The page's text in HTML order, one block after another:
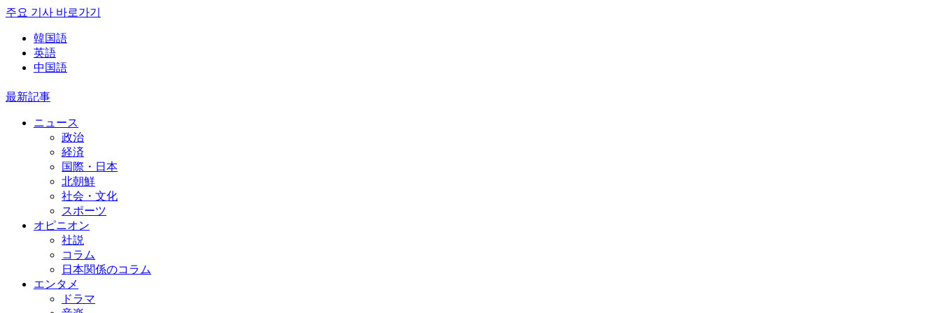
주요 기사 바로가기
韓国語
英語
中国語
最新記事
ニュース
政治
経済
国際・日本
北朝鮮
社会・文化
スポーツ
オピニオン
社説
コラム
日本関係のコラム
エンタメ
ドラマ